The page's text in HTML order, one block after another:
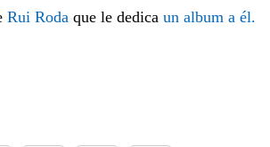
Rui Roda que le dedica un album a él.